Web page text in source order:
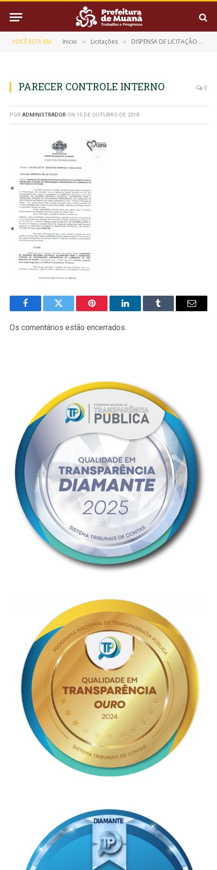
VOCÊ ESTÁ EM: Inicio » Licitações » DISPENSA DE LICITAÇÃO Nº 7/2018-170102
PARECER CONTROLE INTERNO 0
POR ADMINISTRADOR ON 15 DE OUTUBRO DE 2018
FacebookTwitter Pinterest LinkedInTumblr
E-
Os comentários estão encerrados.